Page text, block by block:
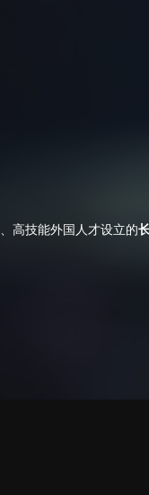
高技能外国人才设立的